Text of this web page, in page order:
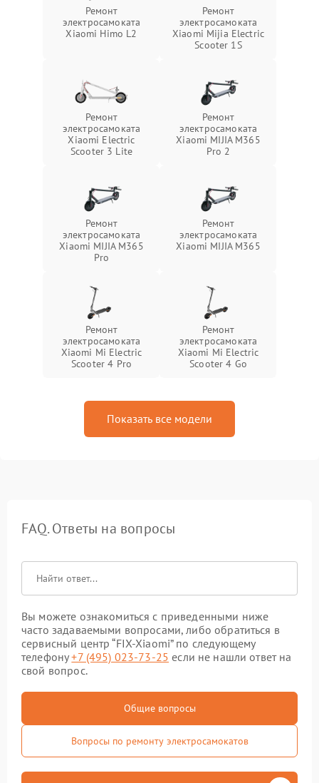
Ремонт
электросамоката
Xiaomi Himo L2
Ремонт
электросамоката
Xiaomi Mijia Electric
Scooter 1S
Ремонт
электросамоката
Xiaomi Electric
Scooter 3 Lite
Ремонт
электросамоката
Xiaomi MIJIA M365
Pro 2
Ремонт
электросамоката
Xiaomi MIJIA M365
Pro
Ремонт
электросамоката
Xiaomi MIJIA M365
Ремонт
электросамоката
Xiaomi Mi Electric
Scooter 4 Pro
Ремонт
электросамоката
Xiaomi Mi Electric
Scooter 4 Go
Показать все модели
FAQ. Ответы на вопросы
Вы можете ознакомиться с приведенными ниже
часто задаваемыми вопросами, либо обратиться в
сервисный центр “FIX-Xiaomi” по следующему
телефону+7 (495) 023-73-25 если не нашли ответ на
свой вопрос.
Общие вопросы
Вопросы по ремонту электросамокатов